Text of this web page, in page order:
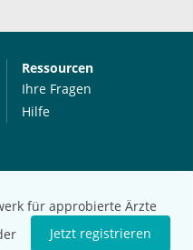
für approbierte Ärzte
Jetzt registrieren
Ressourcen
Ihre Fragen
Hilfe